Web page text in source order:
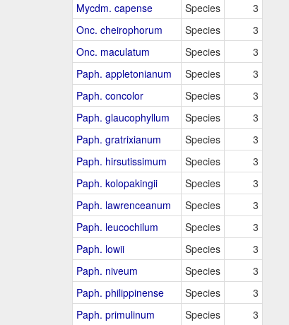
Mycdm. capense
Species
3
Onc. cheirophorum
Species
3
Onc. maculatum
Species
3
Paph. appletonianum
Species
3
Paph. concolor
Species
3
Paph. glaucophyllum
Species
3
Paph. gratrixianum
Species
3
Paph. hirsutissimum
Species
3
Paph. kolopakingii
Species
3
Paph. lawrenceanum
Species
3
Paph. leucochilum
Species
3
Paph. lowii
Species
3
Paph. niveum
Species
3
Paph. philippinense
Species
3
Paph. primulinum
Species
3